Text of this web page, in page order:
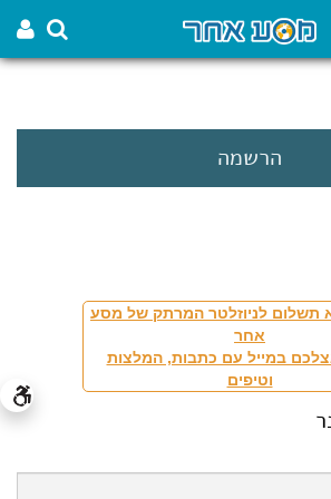
הרשמה
תשלום לניוזלטר המרתק של מסע
אחר
במייל עם כתבות, המלצות
וטיפים